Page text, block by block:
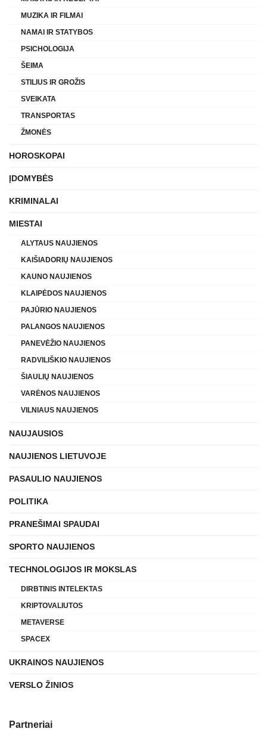
MUZIKA IR FILMAI
NAMAI IR STATYBOS
PSICHOLOGIJA
ŠEIMA
STILIUS IR GROŽIS
SVEIKATA
TRANSPORTAS
ŽMONĖS
HOROSKOPAI
ĮDOMYBĖS
KRIMINALAI
MIESTAI
ALYTAUS NAUJIENOS
KAIŠIADORIŲ NAUJIENOS
KAUNO NAUJIENOS
KLAIPĖDOS NAUJIENOS
PAJŪRIO NAUJIENOS
PALANGOS NAUJIENOS
PANEVĖŽIO NAUJIENOS
RADVILIŠKIO NAUJIENOS
ŠIAULIŲ NAUJIENOS
VARĖNOS NAUJIENOS
VILNIAUS NAUJIENOS
NAUJAUSIOS
NAUJIENOS LIETUVOJE
PASAULIO NAUJIENOS
POLITIKA
PRANEŠIMAI SPAUDAI
SPORTO NAUJIENOS
TECHNOLOGIJOS IR MOKSLAS
DIRBTINIS INTELEKTAS
KRIPTOVALIUTOS
METAVERSE
SPACEX
UKRAINOS NAUJIENOS
VERSLO ŽINIOS
Partneriai